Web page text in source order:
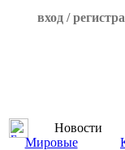
вход /
Новости
Мировые